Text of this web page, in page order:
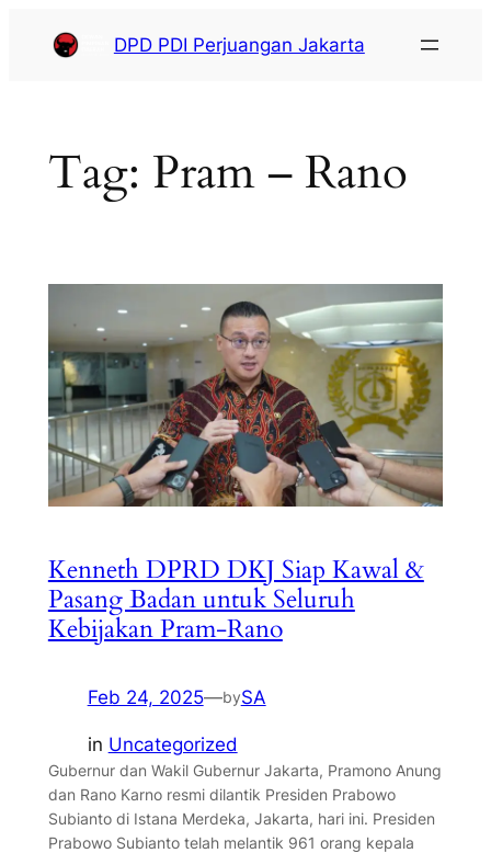
DPD PDI Perjuangan Jakarta
Tag: Pram – Rano
Kenneth DPRD DKJ Siap Kawal &
Pasang Badan untuk Seluruh
Kebijakan Pram-Rano
Feb 24, 2025—bySA
in Uncategorized
Gubernur dan Wakil Gubernur Jakarta, Pramono Anung
dan Rano Karno resmi dilantik Presiden Prabowo
Subianto di Istana Merdeka, Jakarta, hari ini. Presiden
Prabowo Subianto telah melantik 961 orang kepala